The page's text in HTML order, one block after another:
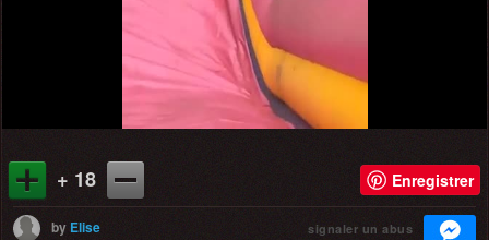
+ 18 Enregistrer
byElise signaler un abus